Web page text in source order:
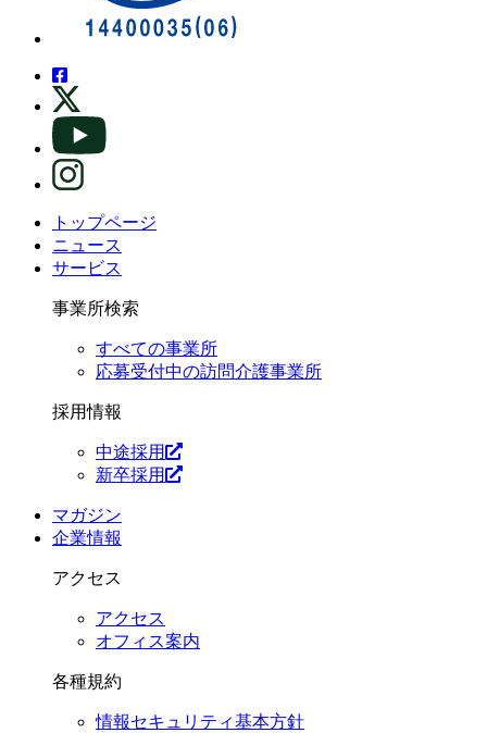
トップページ
ニュース
サービス
事業所検索
すべての事業所
応募受付中の訪問介護事業所
採用情報
中途採用
新卒採用
マガジン
企業情報
アクセス
アクセス
オフィス案内
各種規約
情報セキュリティ基本方針